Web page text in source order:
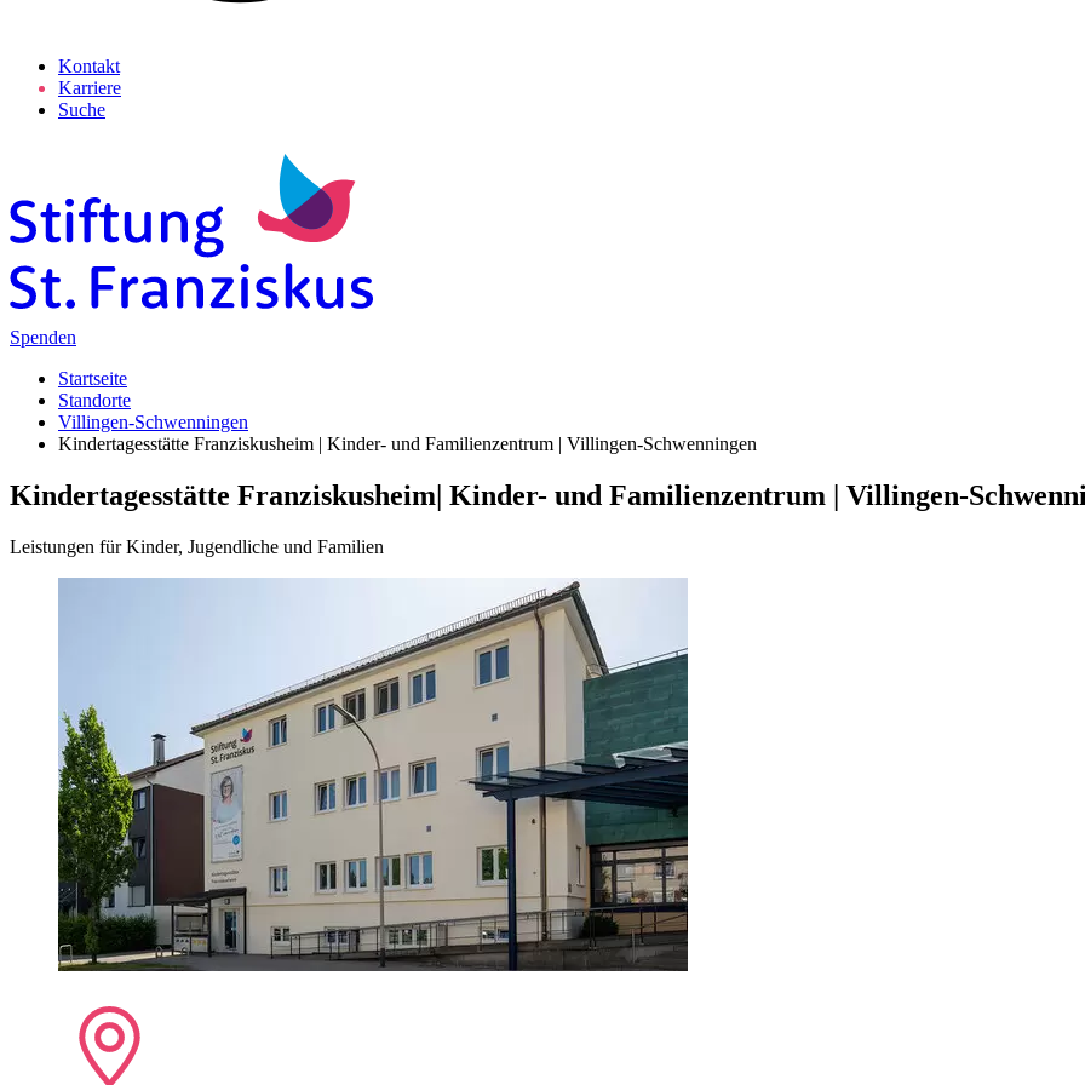
Kontakt
Karriere
Suche
Spenden
Startseite
Standorte
Villingen-Schwenningen
Kindertagesstätte Franziskusheim | Kinder- und Familienzentrum | Villingen-Schwenningen
Kindertagesstätte Franziskusheim| Kinder- und Familienzentrum | Villingen-
Leistungen für Kinder, Jugendliche und Familien